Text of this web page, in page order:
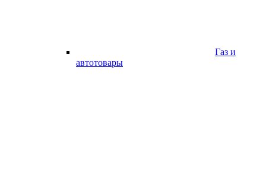
Газ и
автотовары